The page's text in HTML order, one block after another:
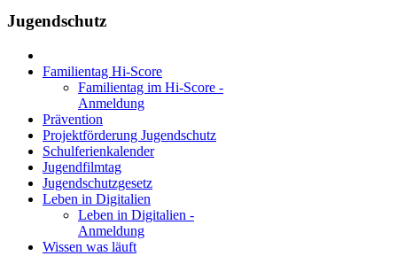
Jugendschutz
Familientag Hi-Score
Familientag im Hi-Score -
Anmeldung
Prävention
Projektförderung Jugendschutz
Schulferienkalender
Jugendfilmtag
Jugendschutzgesetz
Leben in Digitalien
Leben in Digitalien -
Anmeldung
Wissen was läuft